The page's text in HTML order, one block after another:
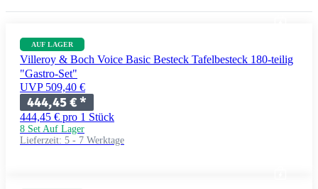
AUF LAGER
Villeroy & Boch Voice Basic Besteck Tafelbesteck 180-teilig
"Gastro-Set"
UVP 509,40 €
444,45 €*
444,45 € pro 1 Stück
8 Set Auf Lager
Lieferzeit: 5 - 7 Werktage